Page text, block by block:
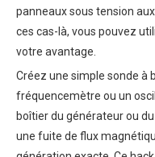
panneaux sous tension
ces cas-là, vous pouvez
votre avantage.
Créez une simple sonde à
fréquencemètre ou un
boîtier du générateur ou
une fuite de flux